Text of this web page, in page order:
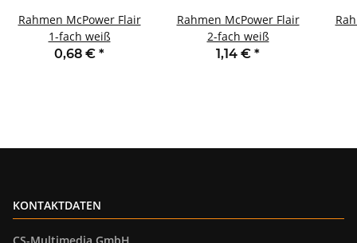
Rahmen McPower Flair
1-fach weiß
0,68 € *
Rahmen McPower Flair
2-fach weiß
1,14 € *
KONTAKTDATEN